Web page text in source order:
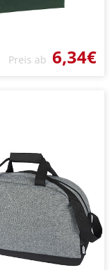
Preis ab 6,34€